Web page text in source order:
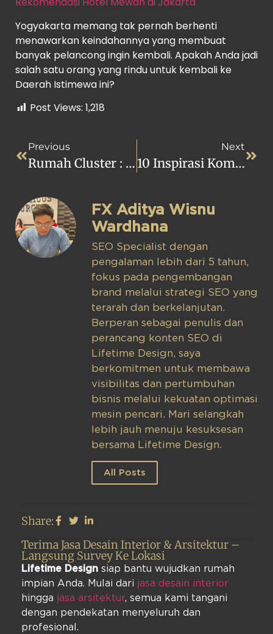
Yogyakarta memang tak pernah berhenti
menawarkan keindahannya yang membuat
banyak pelancong ingin kembali. Apakah Anda jadi
salah satu orang yang rindu untuk kembali ke
Daerah Istimewa ini?
Post Views: 1,218
Previous
Rumah Cluster : Pengertian, Kekurangan, Dan Perbedaannya
Next
10 Inspirasi Kombinasi Cat Warna Pink Dan Biru Muda
FX Aditya Wisnu
Wardhana
SEO Specialist dengan
pengalaman lebih dari 5 tahun,
fokus pada pengembangan
brand melalui strategi SEO yang
terarah dan berkelanjutan.
Berperan sebagai penulis dan
perancang konten SEO di
Lifetime Design, saya
berkomitmen untuk membawa
visibilitas dan pertumbuhan
bisnis melalui kekuatan optimasi
mesin pencari. Mari selangkah
lebih jauh menuju kesuksesan
bersama Lifetime Design.
All Posts
Share:
Terima Jasa Desain Interior & Arsitektur –
Langsung Survey Ke Lokasi
Lifetime Design siap bantu wujudkan rumah
impian Anda. Mulai dari jasa desain interior
hingga jasa arsitektur, semua kami tangani
dengan pendekatan menyeluruh dan
profesional.